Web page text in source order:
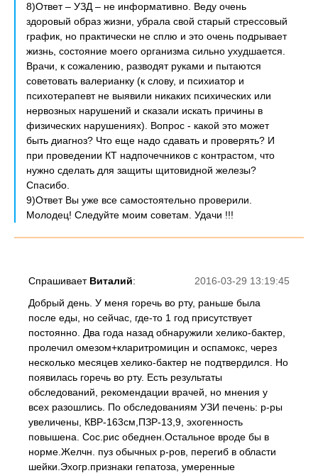
8)Ответ – УЗД – не информативно. Веду очень
здоровый образ жизни, убрала свой старый стрессовый
график, но практически не сплю и это очень подрывает
жизнь, состояние моего организма сильно ухудшается.
Врачи, к сожалению, разводят руками и пытаются
советовать валерианку (к слову, и психиатор и
психотерапевт не выявили никаких психических или
нервозных нарушений и сказали искать причины в
физических нарушениях). Вопрос - какой это может
быть диагноз? Что еще надо сдавать и проверять? И
при проведении КТ надпочечников с контрастом, что
нужно сделать для защиты щитовидной железы?
Спасибо.
9)Ответ Вы уже все самостоятельно проверили.
Молодец! Следуйте моим советам. Удачи !!!
2016-03-29 13:19:45
Спрашивает Виталий:
Добрый день. У меня горечь во рту, раньше была
после еды, но сейчас, где-то 1 год присутствует
постоянно. Два года назад обнаружили хелико-бактер,
пролечил омезом+кларитромицин и оспамокс, через
несколько месяцев хелико-бактер не подтвердился. Но
появилась горечь во рту. Есть результаты
обследований, рекомендации врачей, но мнения у
всех разошлись. По обследованиям УЗИ печень: р-ры
увеличены, КВР-163см,ПЗР-13,9, эхогенность
повышена. Сос.рис обеднен.Остальное вроде бы в
норме.Желчн. пуз обычных р-ров, перегиб в области
шейки.Эхогр.признаки гепатоза, умеренные